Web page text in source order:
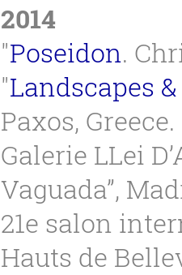
2014
"Poseidon.
"Landscapes
Paxos, Greece.
Galerie LLei
Vaguada”,
21e salon
Hauts de